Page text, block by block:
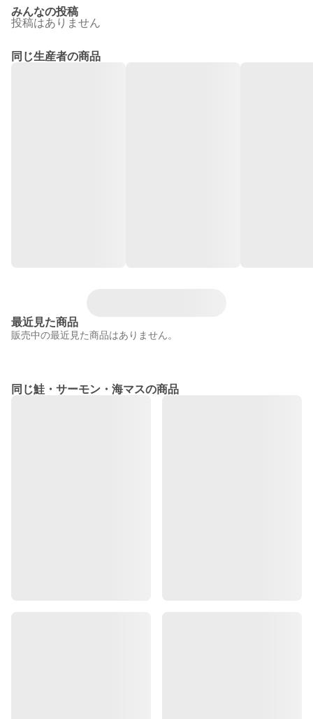
みんなの投稿
投稿はありません
同じ生産者の商品
最近見た商品
販売中の最近見た商品はありません。
同じ鮭・サーモン・海マスの商品